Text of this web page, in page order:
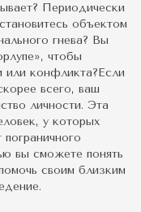
Периодически
объектом
гнева? Вы
чтобы
конфликта?Если
всего, ваш
личности. Эта
у которых
вы сможете понять
своим близким